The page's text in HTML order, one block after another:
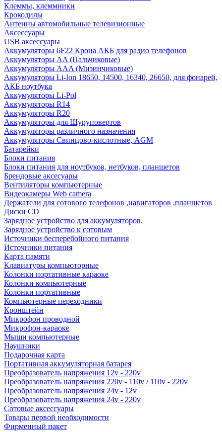
Клеммы, клеммники
Крокодилы
Антенны автомобильные телевизионные
Аксессуары
USB аксессуары
Аккумуляторы 6F22 Крона АКБ для радио телефонов
Аккумуляторы AA (Пальчиковые)
Аккумуляторы AAA (Мизинчиковые)
Аккумуляторы Li-Ion 18650, 14500, 16340, 26650, для фонарей,
АКБ ноутбука
Аккумуляторы Li-Pol
Аккумуляторы R14
Аккумуляторы R20
Аккумуляторы для Шуруповертов
Аккумуляторы различного назначения
Аккумуляторы Свинцово-кислотные, AGM
Батарейки
Блоки питания
Блоки питания для ноутбуков, нетбуков, планшетов
Брендовые аксесуары
Вентиляторы компьютерные
Видеокамеры Web camera
Держатели для сотового телефонов ,навигаторов ,планшетов
Диски CD
Зарядное устройство для аккумуляторов.
Зарядное устройство к сотовым
Источники бесперебойного питания
Источники питания
Карта памяти
Клавиатуры компьюторные
Колонки портативные караоке
Колонки компьютерные
Колонки портативные
Компьютерные переходники
Кронштейн
Микрофон проводной
Микрофон-караоке
Мыши компьютерные
Наушники
Подарочная карта
Портативная аккумуляторная батарея
Преобразователь напряжения 12v - 220v
Преобразователь напряжения 220v - 110v / 110v - 220v
Преобразователь напряжения 24v - 12v
Преобразователь напряжения 24v - 220v
Сотовые аксессуары
Товары первой необходимости
Фирменный пакет